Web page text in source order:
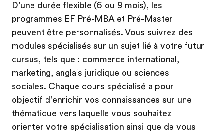
D’une durée flexible (6 ou 9 mois), les
programmes EF Pré-MBA et Pré-Master
peuvent être personnalisés. Vous suivrez des
modules spécialisés sur un sujet lié à votre futur
cursus, tels que : commerce international,
marketing, anglais juridique ou sciences
sociales. Chaque cours spécialisé a pour
objectif d’enrichir vos connaissances sur une
thématique vers laquelle vous souhaitez
orienter votre spécialisation ainsi que de vous